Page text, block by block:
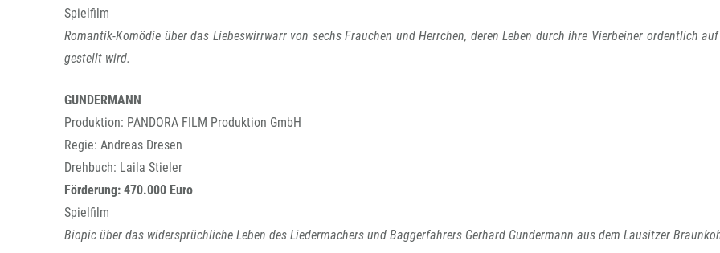
Spielfilm
Romantik-Komödie über das Liebeswirrwarr von sechs Frauchen und Herrchen, deren Leben durch ihre Vierbeiner ordentlich
gestellt wird.
GUNDERMANN
Produktion: PANDORA FILM Produktion GmbH
Regie: Andreas Dresen
Drehbuch: Laila Stieler
Förderung: 470.000 Euro
Spielfilm
Biopic über das widersprüchliche Leben des Liedermachers und Baggerfahrers Gerhard Gundermann aus dem Lausitzer